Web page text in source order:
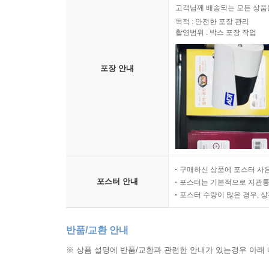
포장 안내
고객님께 배송되는 모든 상
목적 : 안전한 포장 관리
촬영범위 : 박스 포장 작업
포스터 안내
구매하신 상품에 포스터 사
포스터는 기본적으로 지관
포스터 수량이 많은 경우,
반품/교환 안내
※ 상품 설명에 반품/교환과 관련한 안내가 있는경우 아